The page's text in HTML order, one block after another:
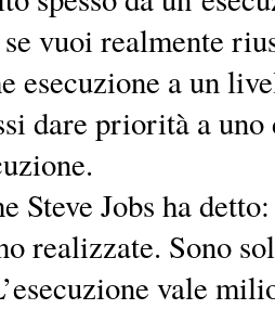
vuoi realmente
esecuzione a un
dare priorità a
Steve Jobs ha
realizzate. Sono
vale